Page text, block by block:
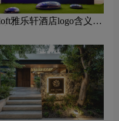
雅乐轩酒店logo含义及